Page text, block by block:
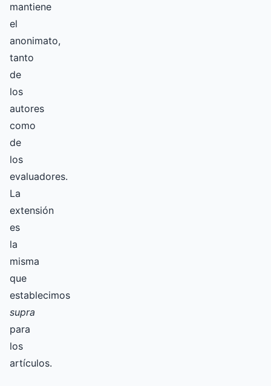
mantiene
el
anonimato,
tanto
de
los
autores
como
de
los
evaluadores.
La
extensión
es
la
misma
que
establecimos
supra
para
los
artículos.